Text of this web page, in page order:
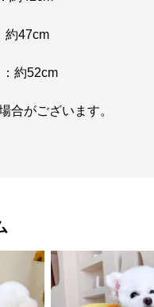
約47cm
約52cm
合がございます。